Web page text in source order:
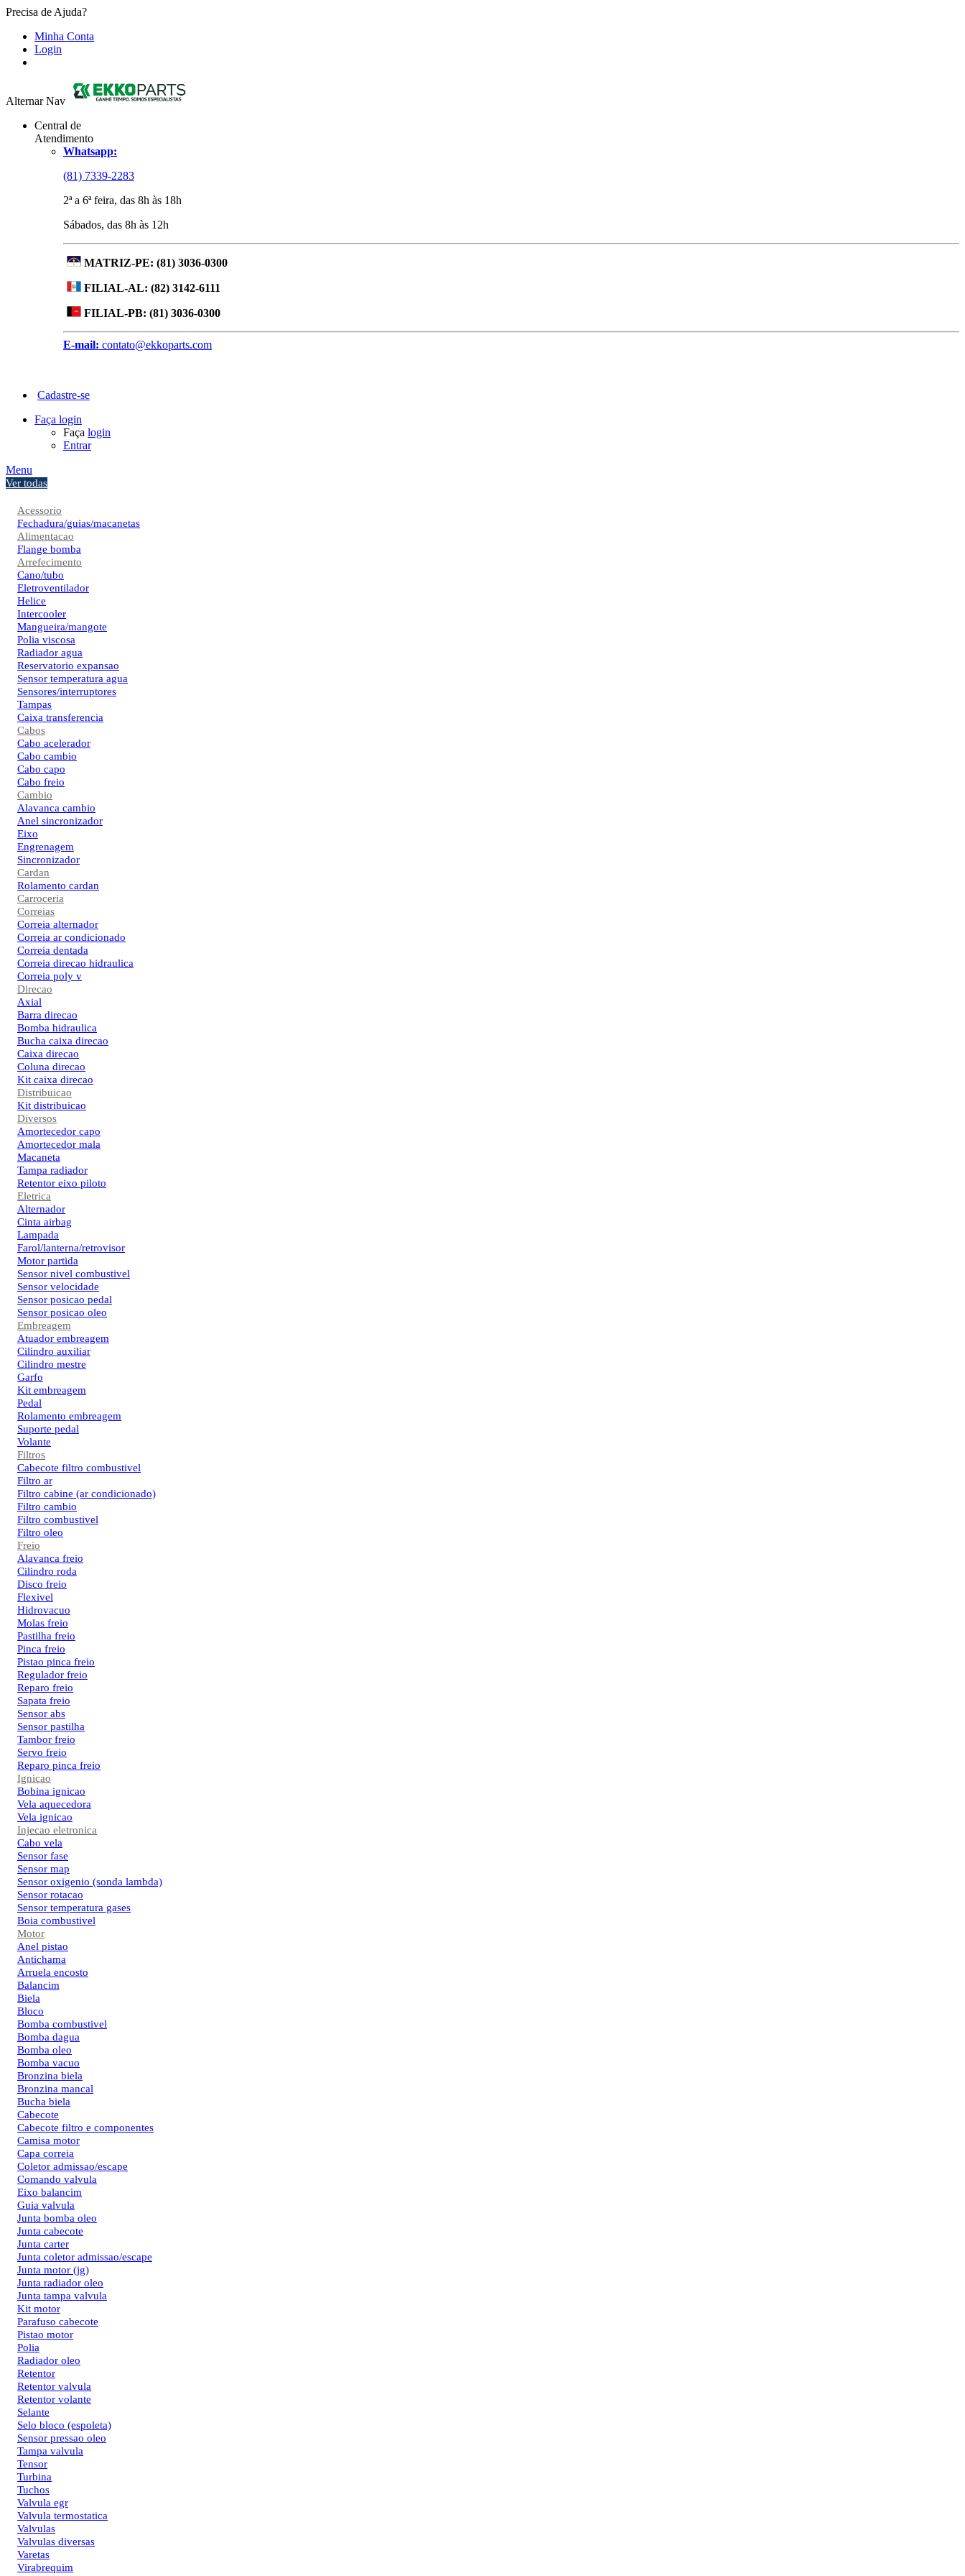
Precisa de Ajuda?
Minha Conta
Login
Alternar Nav
Central de
Atendimento
Whatsapp:
(81) 7339-2283
2ª a 6ª feira, das 8h às 18h
Sábados, das 8h às 12h
MATRIZ-PE: (81) 3036-0300
FILIAL-AL: (82) 3142-6111
FILIAL-PB: (81) 3036-0300
E-mail: contato@ekkoparts.com
Cadastre-se
Faça login
Faça login
Entrar
Menu
Ver todas
Acessorio
Fechadura/guias/macanetas
Alimentacao
Flange bomba
Arrefecimento
Cano/tubo
Eletroventilador
Helice
Intercooler
Mangueira/mangote
Polia viscosa
Radiador agua
Reservatorio expansao
Sensor temperatura agua
Sensores/interruptores
Tampas
Caixa transferencia
Cabos
Cabo acelerador
Cabo cambio
Cabo capo
Cabo freio
Cambio
Alavanca cambio
Anel sincronizador
Eixo
Engrenagem
Sincronizador
Cardan
Rolamento cardan
Carroceria
Correias
Correia alternador
Correia ar condicionado
Correia dentada
Correia direcao hidraulica
Correia poly v
Direcao
Axial
Barra direcao
Bomba hidraulica
Bucha caixa direcao
Caixa direcao
Coluna direcao
Kit caixa direcao
Distribuicao
Kit distribuicao
Diversos
Amortecedor capo
Amortecedor mala
Macaneta
Tampa radiador
Retentor eixo piloto
Eletrica
Alternador
Cinta airbag
Lampada
Farol/lanterna/retrovisor
Motor partida
Sensor nivel combustivel
Sensor velocidade
Sensor posicao pedal
Sensor posicao oleo
Embreagem
Atuador embreagem
Cilindro auxiliar
Cilindro mestre
Garfo
Kit embreagem
Pedal
Rolamento embreagem
Suporte pedal
Volante
Filtros
Cabecote filtro combustivel
Filtro ar
Filtro cabine (ar condicionado)
Filtro cambio
Filtro combustivel
Filtro oleo
Freio
Alavanca freio
Cilindro roda
Disco freio
Flexivel
Hidrovacuo
Molas freio
Pastilha freio
Pinca freio
Pistao pinca freio
Regulador freio
Reparo freio
Sapata freio
Sensor abs
Sensor pastilha
Tambor freio
Servo freio
Reparo pinca freio
Ignicao
Bobina ignicao
Vela aquecedora
Vela ignicao
Injecao eletronica
Cabo vela
Sensor fase
Sensor map
Sensor oxigenio (sonda lambda)
Sensor rotacao
Sensor temperatura gases
Boia combustivel
Motor
Anel pistao
Antichama
Arruela encosto
Balancim
Biela
Bloco
Bomba combustivel
Bomba dagua
Bomba oleo
Bomba vacuo
Bronzina biela
Bronzina mancal
Bucha biela
Cabecote
Cabecote filtro e componentes
Camisa motor
Capa correia
Coletor admissao/escape
Comando valvula
Eixo balancim
Guia valvula
Junta bomba oleo
Junta cabecote
Junta carter
Junta coletor admissao/escape
Junta motor (jg)
Junta radiador oleo
Junta tampa valvula
Kit motor
Parafuso cabecote
Pistao motor
Polia
Radiador oleo
Retentor
Retentor valvula
Retentor volante
Selante
Selo bloco (espoleta)
Sensor pressao oleo
Tampa valvula
Tensor
Turbina
Tuchos
Valvula egr
Valvula termostatica
Valvulas
Valvulas diversas
Varetas
Virabrequim